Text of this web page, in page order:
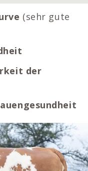
(sehr gute
der